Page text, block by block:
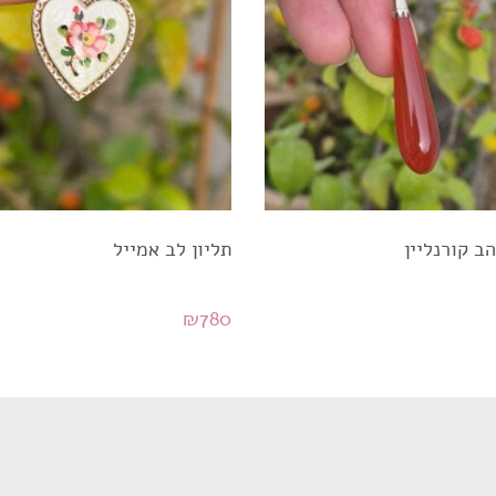
קורנליין תליון לב אמייל
₪780